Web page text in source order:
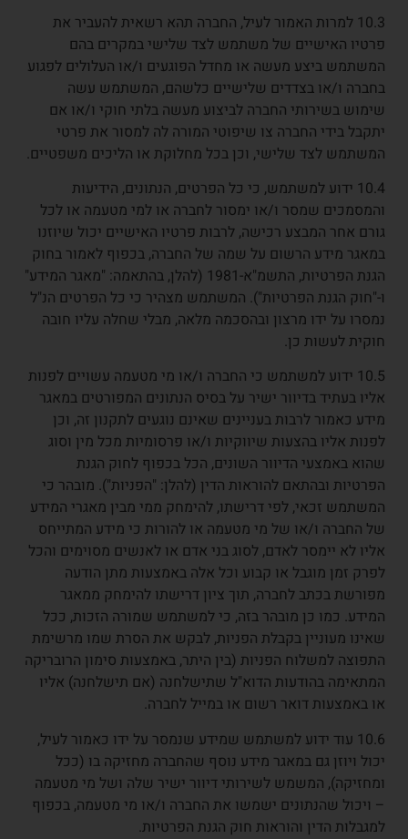
10.3 למרות האמור לעיל, החברה תהא רשאית להעביר את
פרטיו האישיים של משתמש לצד שלישי במקרים בהם
המשתמש ביצע מעשה או מחדל הפוגעים ו/או העלולים לפגוע
בחברה ו/או בצדדים שלישיים כלשהם, המשתמש עשה
שימוש בשירותי החברה לביצוע מעשה בלתי חוקי ו/או אם
יתקבל בידי החברה צו שיפוטי המורה לה למסור את פרטי
המשתמש לצד שלישי, וכן בכל מחלוקת או הליכים משפטיים.
10.4 ידוע למשתמש, כי כל הפרטים, הנתונים, הידיעות
והמסמכים שמסר ו/או ימסור לחברה או למי מטעמה או לכל
גורם אחר המבצע רכישה, לרבות פרטיו האישיים יכול שיוזנו
במאגר מידע הרשום על שמה של החברה, בכפוף לאמור בחוק
הגנת הפרטיות, התשמ"א-1981 (להלן, בהתאמה: "מאגר המידע"
ו-"חוק הגנת הפרטיות"). המשתמש מצהיר כי כל הפרטים הנ"ל
נמסרו על ידו מרצון ובהסכמה מלאה, מבלי שחלה עליו חובה
חוקית לעשות כן.
10.5 ידוע למשתמש כי החברה ו/או מי מטעמה עשויים לפנות
אליו בעתיד בדיוור ישיר על בסיס הנתונים המפורטים במאגר
מידע כאמור לרבות בעניינים שאינם נוגעים לתקנון זה, וכן
לפנות אליו בהצעות שיווקיות ו/או פרסומיות מכל מין וסוג
שהוא באמצעי הדיוור השונים, הכל בכפוף לחוק הגנת
הפרטיות ובהתאם להוראות הדין (להלן: "הפניות"). מובהר כי
המשתמש זכאי, לפי דרישתו, להימחק ממי מבין מאגרי המידע
של החברה ו/או של מי מטעמה או להורות כי מידע המתייחס
אליו לא יימסר לאדם, לסוג בני אדם או לאנשים מסוימים והכל
לפרק זמן מוגבל או קבוע וכל אלה באמצעות מתן הודעה
מפורשת בכתב לחברה, תוך ציון דרישתו להימחק ממאגר
המידע. כמו כן מובהר בזה, כי למשתמש שמורה הזכות, ככל
שאינו מעוניין בקבלת הפניות, לבקש את הסרת שמו מרשימת
התפוצה למשלוח הפניות (בין היתר, באמצעות סימון הרובריקה
המתאימה בהודעות הדוא"ל שתישלחנה (אם תישלחנה) אליו
או באמצעות דואר רשום או במייל לחברה.
10.6 עוד ידוע למשתמש שמידע שנמסר על ידו כאמור לעיל,
יכול ויוזן גם במאגר מידע נוסף שהחברה מחזיקה בו (ככל
ומחזיקה), המשמש לשירותי דיוור ישיר שלה ושל מי מטעמה
– ויכול שהנתונים ישמשו את החברה ו/או מי מטעמה, בכפוף
למגבלות הדין והוראות חוק הגנת הפרטיות.